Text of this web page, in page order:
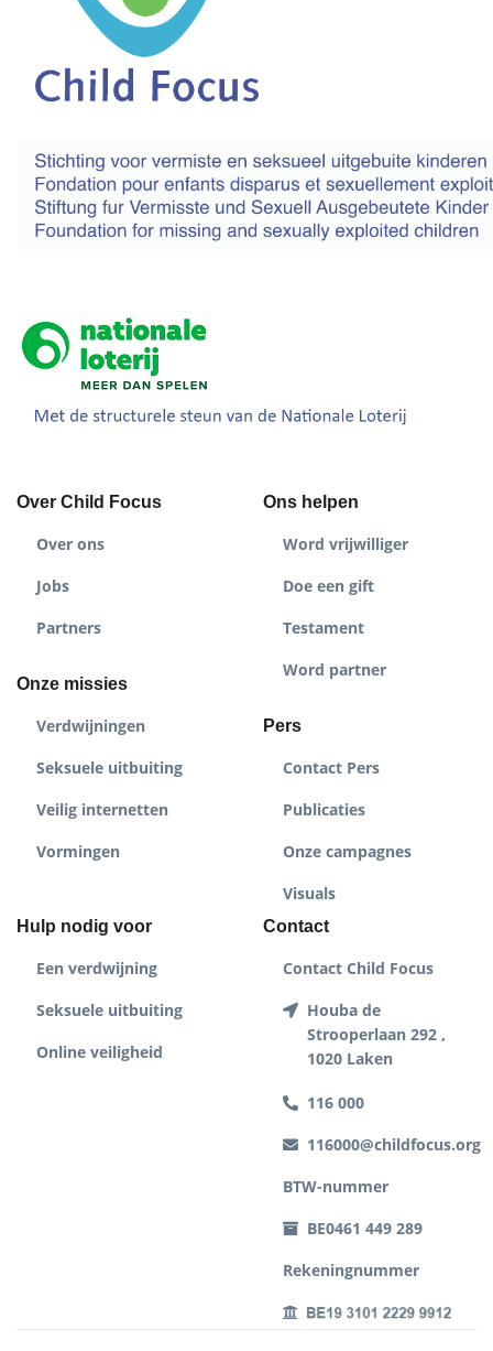
Over Child Focus
Over ons
Jobs
Partners
Onze missies
Verdwijningen
Seksuele uitbuiting
Veilig internetten
Vormingen
Ons helpen
Word vrijwilliger
Doe een gift
Testament
Word partner
Pers
Contact Pers
Publicaties
Onze campagnes
Visuals
Hulp nodig voor
Een verdwijning
Seksuele uitbuiting
Online veiligheid
Contact
Contact Child Focus
Houba de
Strooperlaan 292 ,
1020 Laken
116 000
116000@childfocus.org
BTW-nummer
BE0461 449 289
Rekeningnummer